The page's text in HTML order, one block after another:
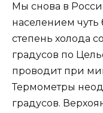
Мы снова в
населением чуть
степень холода
градусов по
проводит при
Термометры
градусов.